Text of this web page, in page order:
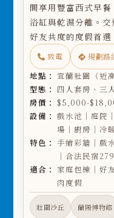
間享用豐富西式早
浴缸與乾濕分離。
好友共度的度假首選
致電 規劃路
地點： 宜蘭壯圍（近
型態：
四人套房、三
房價： $5,000-
設備： 戲水池｜庭院
場｜廚房｜冷
特色： 手繪彩牆｜戲
｜合法民宿
適合： 家庭包棟｜好
肉度假
壯圍沙丘 蘭陽博物館